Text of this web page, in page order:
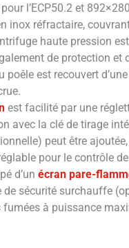
l’ECP50.2 et
inox réfractaire,
haute pression
de protection et
est recouvert
est facilité par une
avec la clé de tirage
peut être
pour le contrôle
d’un écran pare-
de sécurité surchauffe
à puissance